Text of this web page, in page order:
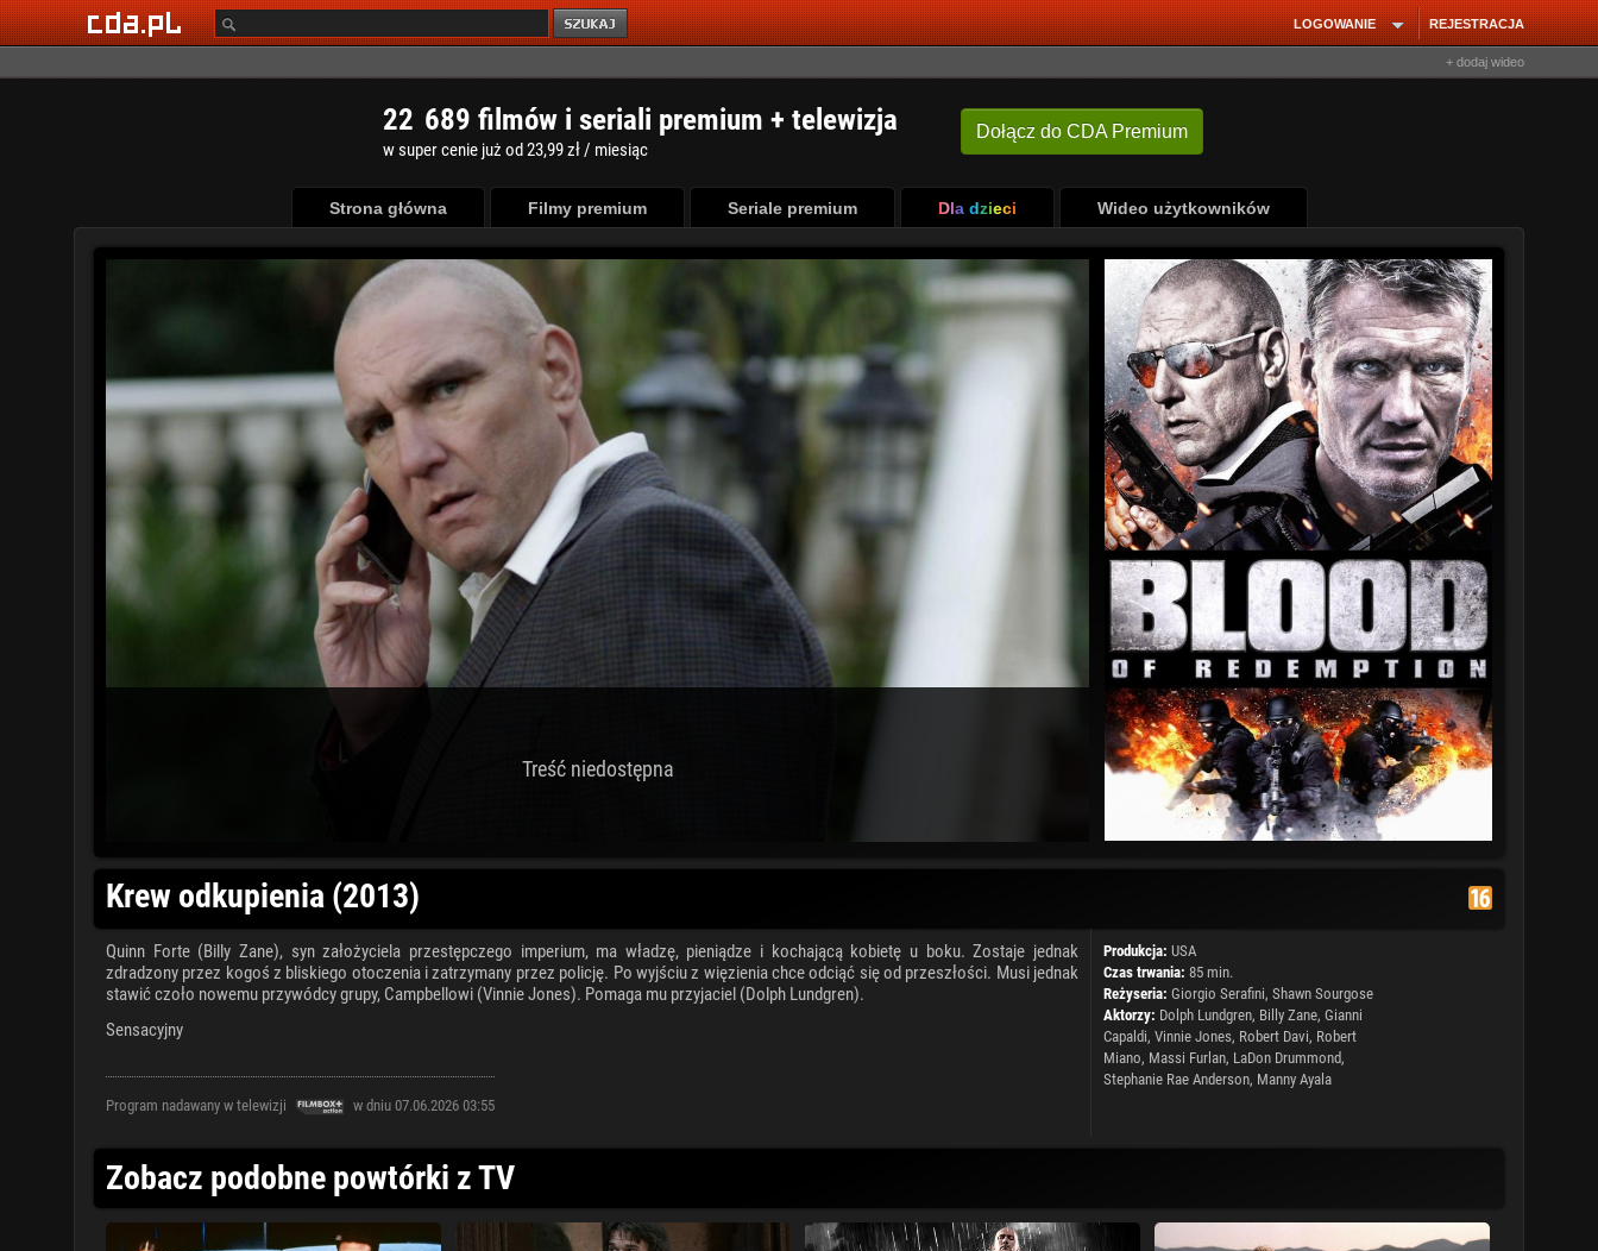
REJESTRACJA
LOGOWANIE
+ dodaj wideo
Dołącz do CDA Premium
22 689 filmów i seriali premium + telewizja
w super cenie już od 23,99 zł / miesiąc
Strona główna Filmy premium Seriale premium Dla dzieci Wideo użytkowników
Treść niedostępna
Krew odkupienia (2013)
Quinn Forte (Billy Zane), syn założyciela przestępczego imperium, ma władzę, pieniądze i kochającą kobietę u boku. Zostaje jednak
zdradzony przez kogoś z bliskiego otoczenia i zatrzymany przez policję. Po wyjściu z więzienia chce odciąć się od przeszłości. Musi jednak
stawić czoło nowemu przywódcy grupy, Campbellowi (Vinnie Jones). Pomaga mu przyjaciel (Dolph Lundgren).
Sensacyjny
Program nadawany w telewizji w dniu 07.06.2026 03:55
Produkcja: USA
Czas trwania: 85 min.
Reżyseria: Giorgio Serafini, Shawn Sourgose
Aktorzy: Dolph Lundgren, Billy Zane, Gianni
Capaldi, Vinnie Jones, Robert Davi, Robert
Miano, Massi Furlan, LaDon Drummond,
Stephanie Rae Anderson, Manny Ayala
Zobacz podobne powtórki z TV